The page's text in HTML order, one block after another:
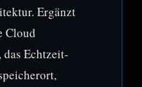
Ergänzt
Cloud
Echtzeit-